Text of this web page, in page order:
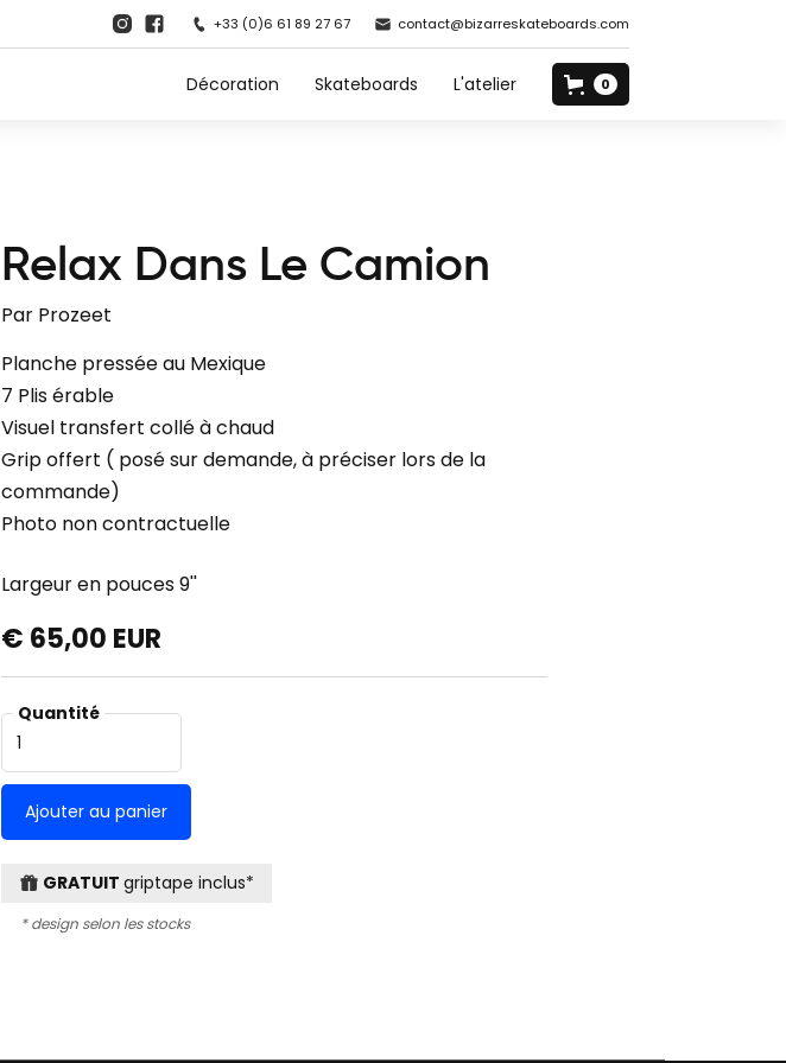
+33 (0)6 61 89 27 67 contact@bizarreskateboards.com
Décoration Skateboards L'atelier 0
Relax Dans Le Camion
Par Prozeet
Planche pressée au Mexique
7 Plis érable
Visuel transfert collé à chaud
Grip offert ( posé sur demande, à préciser lors de la
commande)
Photo non contractuelle
Largeur en pouces9''
€ 65,00 EUR
Quantité
GRATUIT griptape inclus*
* design selon les stocks